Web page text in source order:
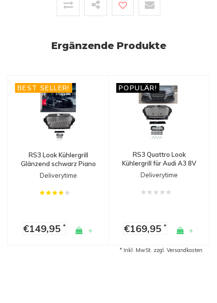
Ergänzende Produkte
BEST SELLER!
RS3 Look Kühlergrill
Glänzend schwarz Piano
Black Edition für Audi A3
8V, S-line, S3
Deliverytime
€149,95 * +
POPULÄR!
RS3 Quattro Look
Kühlergrill für Audi A3 8V
/ S line / S3
Deliverytime
€169,95* +
* Inkl. MwSt. zzgl. Versandkosten